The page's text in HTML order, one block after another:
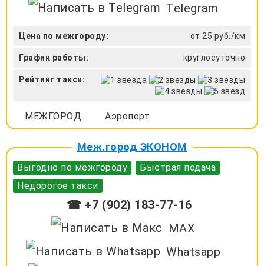
Telegram
Цена по межгороду: от 25 руб./км
График работы: круглосуточно
Рейтинг такси:
МЕЖГОРОД Аэропорт
Меж.город ЭКОНОМ
Выгодно по межгороду
Быстрая подача
Недорогое такси
☎ +7 (902) 183-77-16
MAX
Whatsapp